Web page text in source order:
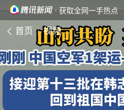
· 获取全网一手热点
首页 视频